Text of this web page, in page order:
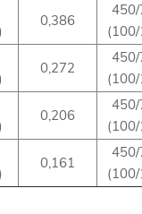
0,386
0,272
0,206
0,161